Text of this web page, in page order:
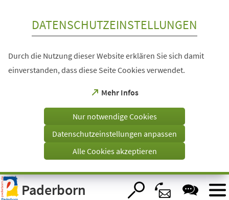
Visuelle
Assistenzsoftware
öffnen.
DATENSCHUTZEINSTELLUNGEN
Durch die Nutzung dieser Website erklären Sie sich damit
einverstanden, dass diese Seite Cookies verwendet.
Mehr Infos
(Öffnet
einem
Tab)
Nur notwendige Cookies
Datenschutzeinstellungen anpassen
Alle Cookies akzeptieren
Paderborn